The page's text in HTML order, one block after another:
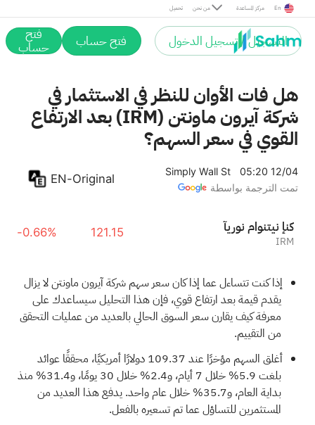
تحميل من نحن مركز المساعدة En
التسجيل / تسجيل الدخول فتح حساب فتح
حساب
هل فات الأوان للنظر في الاستثمار في
شركة آيرون ماونتن (IRM) بعد الارتفاع
القوي في سعر السهم؟
Simply Wall St
05:20 12/04
تمت الترجمة بواسطة
EN-Original
آيرون ماونتين إنك
IRM
121.15
-0.66%
إذا كنت تتساءل عما إذا كان سعر سهم شركة آيرون ماونتن لا يزال
يقدم قيمة بعد ارتفاع قوي، فإن هذا التحليل سيساعدك على
معرفة كيف يقارن سعر السوق الحالي بالعديد من عمليات التحقق
من التقييم.
أغلق السهم مؤخرًا عند 109.37 دولارًا أمريكيًا، محققًا عوائد
بلغت 5.9% خلال 7 أيام، و2.4% خلال 30 يومًا، و31.4% منذ
بداية العام، و35.7% خلال عام واحد. يدفع هذا العديد من
المستثمرين للتساؤل عما تم تسعيره بالفعل.